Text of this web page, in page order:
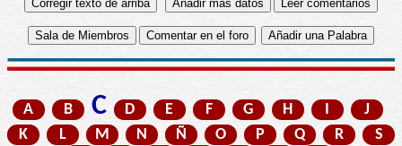
A B C D E F G H I
J
K
L M N Ñ O P Q R
S